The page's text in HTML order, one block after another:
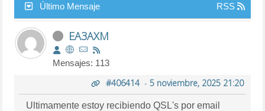
Último Mensaje RSS
EA3AXM
Mensajes: 113
#406414- 5 noviembre, 2025 21:20
Ultimamente estoy recibiendo QSL's por email